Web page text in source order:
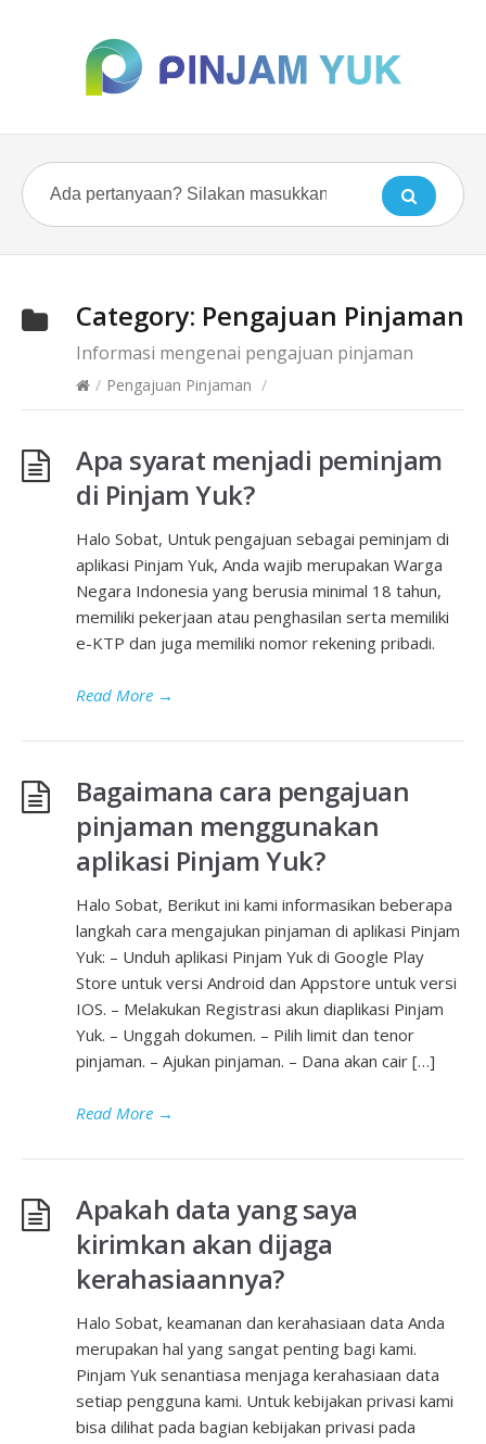
Category: Pengajuan Pinjaman
Informasi mengenai pengajuan pinjaman
/ Pengajuan Pinjaman /
Apa syarat menjadi peminjam
di Pinjam Yuk?
Halo Sobat, Untuk pengajuan sebagai peminjam di
aplikasi Pinjam Yuk, Anda wajib merupakan Warga
Negara Indonesia yang berusia minimal 18 tahun,
memiliki pekerjaan atau penghasilan serta memiliki
e-KTP dan juga memiliki nomor rekening pribadi.
Read More →
Bagaimana cara pengajuan
pinjaman menggunakan
aplikasi Pinjam Yuk?
Halo Sobat, Berikut ini kami informasikan beberapa
langkah cara mengajukan pinjaman di aplikasi Pinjam
Yuk: – Unduh aplikasi Pinjam Yuk di Google Play
Store untuk versi Android dan Appstore untuk versi
IOS. – Melakukan Registrasi akun diaplikasi Pinjam
Yuk. – Unggah dokumen. – Pilih limit dan tenor
pinjaman. – Ajukan pinjaman. – Dana akan cair […]
Read More →
Apakah data yang saya
kirimkan akan dijaga
kerahasiaannya?
Halo Sobat, keamanan dan kerahasiaan data Anda
merupakan hal yang sangat penting bagi kami.
Pinjam Yuk senantiasa menjaga kerahasiaan data
setiap pengguna kami. Untuk kebijakan privasi kami
bisa dilihat pada bagian kebijakan privasi pada